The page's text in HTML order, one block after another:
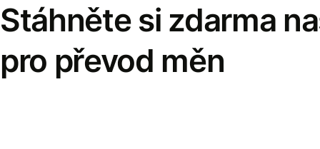
Stáhněte si zdarma
pro převod měn